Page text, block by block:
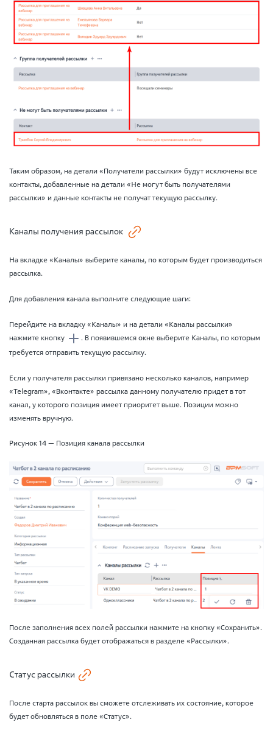
Таким образом, на детали «Получатели рассылки» будут исключены все
контакты, добавленные на детали «Не могут быть получателями
рассылки» и данные контакты не получат текущую рассылку.
Каналы получения рассылок
На вкладке «Каналы» выберите каналы, по которым будет производиться
рассылка.
Для добавления канала выполните следующие шаги:
Перейдите на вкладку «Каналы» и на детали «Каналы рассылки»
нажмите кнопку
. В появившемся окне выберите Каналы, по которым
требуется отправить текущую рассылку.
Если у получателя рассылки привязано несколько каналов, например
«Telegram», «Вконтакте» рассылка данному получателю придет в тот
канал, у которого позиция имеет приоритет выше. Позиции можно
изменять вручную.
Рисунок 14 — Позиция канала рассылки
После заполнения всех полей рассылки нажмите на кнопку «Сохранить».
Созданная рассылка будет отображаться в разделе «Рассылки».
Статус рассылки
После старта рассылок вы сможете отслеживать их состояние, которое
будет обновляться в поле «Статус».